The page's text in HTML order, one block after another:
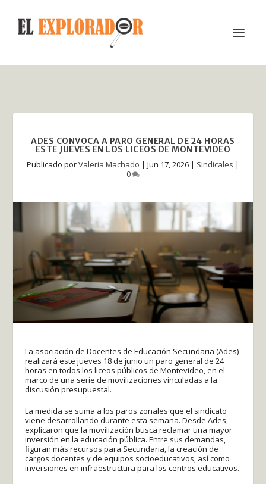
ADES CONVOCA A PARO GENERAL DE 24 HORAS
ESTE JUEVES EN LOS LICEOS DE MONTEVIDEO
Publicado porValeria Machado | Jun 17, 2026 | Sindicales |
0
La asociación de Docentes de Educación Secundaria (Ades)
realizará este jueves 18 de junio un paro general de 24
horas en todos los liceos públicos de Montevideo, en el
marco de una serie de movilizaciones vinculadas a la
discusión presupuestal.
La medida se suma a los paros zonales que el sindicato
viene desarrollando durante esta semana. Desde Ades,
explicaron que la movilización busca reclamar una mayor
inversión en la educación pública. Entre sus demandas,
figuran más recursos para Secundaria, la creación de
cargos docentes y de equipos socioeducativos, así como
inversiones en infraestructura para los centros educativos.